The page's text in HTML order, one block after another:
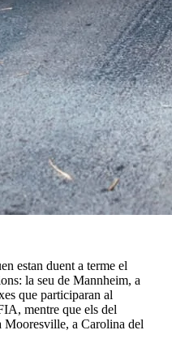
estan duent a terme el
la seu de Mannheim, a
que participaran al
mentre que els del
Mooresville, a Carolina del